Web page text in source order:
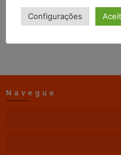
Navegue
Configurações